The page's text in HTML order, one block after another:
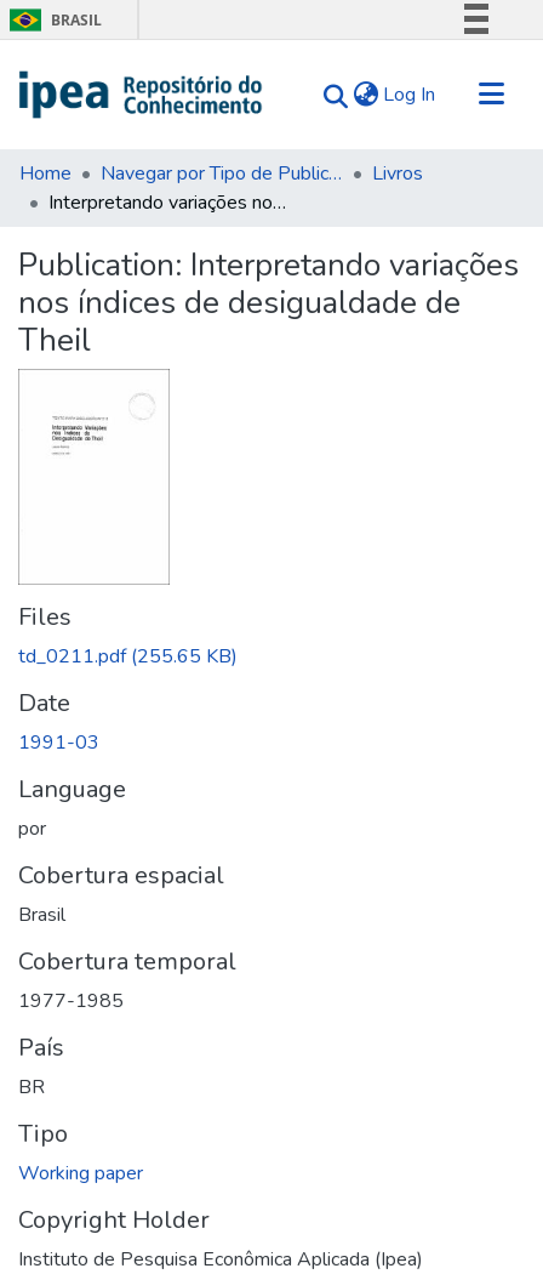
BRASIL
Comunica BR
Acesso à informação
Log In (current)
Communities & Collections
Search for
Statistics
About Us
Home Navegar por Tipo de Publicação
Livros
Interpretando variações nos índices de desigualdade de Theil
Publication: Interpretando variações
nos índices de desigualdade de
Theil
Files
td_0211.pdf(255.65 KB)
Date
1991-03
Language
por
Cobertura espacial
Brasil
Cobertura temporal
1977-1985
País
BR
Tipo
Working paper
Copyright Holder
Instituto de Pesquisa Econômica Aplicada (Ipea)